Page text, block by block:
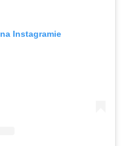
Instagramie